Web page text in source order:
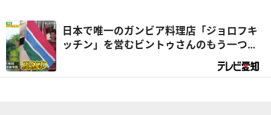
日本で唯一のガンビア料理店「ジョロフキ
ッチン」を営むビントゥさんのもう一つの
顔は『総領事』⁉｜デラメチャ気になる！